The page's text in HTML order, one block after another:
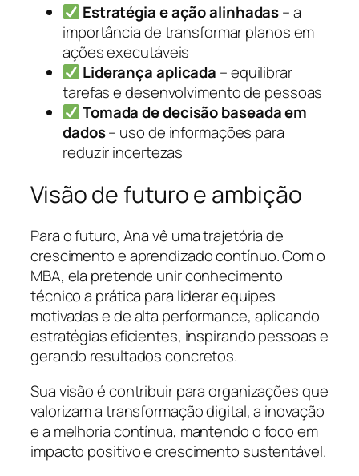
Estratégia e ação alinhadas– a
importância de transformar planos em
ações executáveis
Liderança aplicada – equilibrar
tarefas e desenvolvimento de pessoas
Tomada de decisão baseada em
dados– uso de informações para
reduzir incertezas
Visão de futuro e ambição
Para o futuro, Ana vê uma trajetória de
crescimento e aprendizado contínuo. Com o
MBA, ela pretende unir conhecimento
técnico a prática para liderar equipes
motivadas e de alta performance, aplicando
estratégias eficientes, inspirando pessoas e
gerando resultados concretos.
Sua visão é contribuir para organizações que
valorizam a transformação digital, a inovação
e a melhoria contínua, mantendo o foco em
impacto positivo e crescimento sustentável.